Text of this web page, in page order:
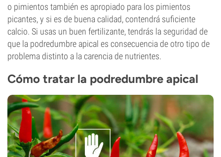
o pimientos también es apropiado para los pimientos
picantes, y si es de buena calidad, contendrá suficiente
calcio. Si usas un buen fertilizante, tendrás la seguridad de
que la podredumbre apical es consecuencia de otro tipo de
problema distinto a la carencia de nutrientes.
Cómo tratar la podredumbre apical